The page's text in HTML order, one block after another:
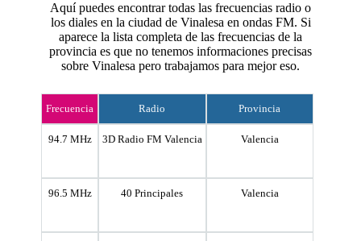
Aquí puedes encontrar todas las frecuencias radio o
los diales en la ciudad de Vinalesa en ondas FM. Si
aparece la lista completa de las frecuencias de la
provincia es que no tenemos informaciones precisas
sobre Vinalesa pero trabajamos para mejor eso.
Frecuencia Radio Provincia
94.7 MHz 3D Radio FM Valencia Valencia
96.5 MHz 40 Principales Valencia